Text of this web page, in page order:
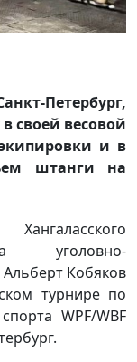
Петербург,
своей весовой
и в
штанги на
уголовно-
Кобяков
турнире по
WPF/WBF